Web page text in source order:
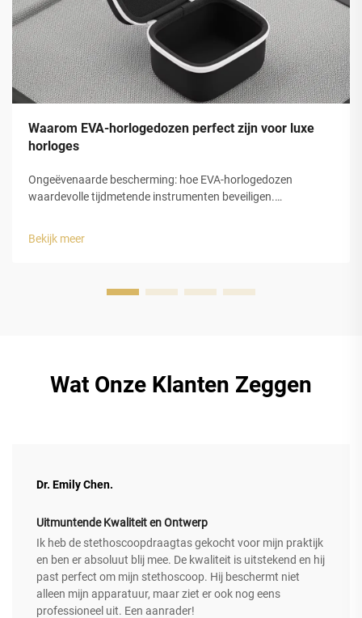
Waarom EVA-horlogedozen perfect zijn voor luxe
horloges
Ongeëvenaarde bescherming: hoe EVA-horlogedozen
waardevolle tijdmetende instrumenten beveiligen.
ethyleenvinylacetaat (EVA)-schuim biedt luxe horlogedozen
Bekijk meer
Wat Onze Klanten Zeggen
Dr. Emily Chen.
Uitmuntende Kwaliteit en Ontwerp
Ik heb de stethoscoopdraagtas gekocht voor mijn praktijk
en ben er absoluut blij mee. De kwaliteit is uitstekend en hij
past perfect om mijn stethoscoop. Hij beschermt niet
alleen mijn apparatuur, maar ziet er ook nog eens
professioneel uit. Een aanrader!